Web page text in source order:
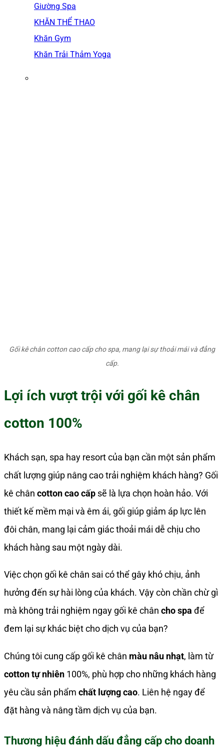
Giường Spa
KHĂN THỂ THAO
Khăn Gym
Khăn Trải Thảm Yoga
Gối kê chân cotton cao cấp cho spa, mang lại sự thoải mái và đẳng
cấp.
Lợi ích vượt trội với gối kê chân
cotton 100%
Khách sạn, spa hay resort của bạn cần một sản phẩm
chất lượng giúp nâng cao trải nghiệm khách hàng? Gối
kê chân cotton cao cấp sẽ là lựa chọn hoàn hảo. Với
thiết kế mềm mại và êm ái, gối giúp giảm áp lực lên
đôi chân, mang lại cảm giác thoải mái dễ chịu cho
khách hàng sau một ngày dài.
Việc chọn gối kê chân sai có thể gây khó chịu, ảnh
hưởng đến sự hài lòng của khách. Vậy còn chần chừ gì
mà không trải nghiệm ngay gối kê chân cho spa để
đem lại sự khác biệt cho dịch vụ của bạn?
Chúng tôi cung cấp gối kê chân màu nâu nhạt, làm từ
cotton tự nhiên 100%, phù hợp cho những khách hàng
yêu cầu sản phẩm chất lượng cao. Liên hệ ngay để
đặt hàng và nâng tầm dịch vụ của bạn.
Thương hiệu đánh dấu đẳng cấp cho doanh